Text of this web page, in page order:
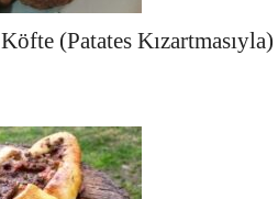
(Patates Kızartmasıyla)